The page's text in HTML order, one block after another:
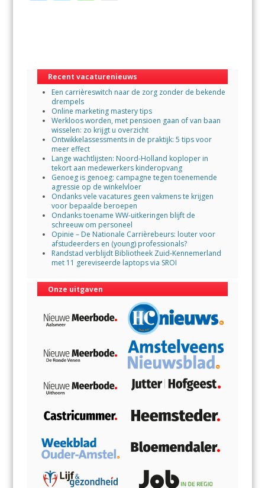
o
o
k
A
p
p
Recent vacaturenieuws
Een carrièreswitch naar de zorg zonder de bekende
drempels
Online marketing mastery tips
Werkloos worden, met pensioen gaan of van baan
wisselen: zo krijgt u overzicht
Ontwikkelassessments in de praktijk: 5 tips voor
meer effect
Lange wachtlijsten: Noord-Holland koploper in
tekort aan medewerkers kinderopvang
Genoeg is genoeg: campagne tegen toenemende
agressie op de winkelvloer
Ondanks vele vacatures geen vakmens te krijgen
voor bepaalde beroepen
Ondanks toename WW-uitkeringen blijft de
schreeuw om personeel
Opinie – De Nationale Carrièrebeurs: louter voor
afstudeerders en (young) professionals?
Randstad verblijdt Bibliotheek Zuid-Kennemerland
met 11 gereviseerde laptops via SROI
Onze uitgaven